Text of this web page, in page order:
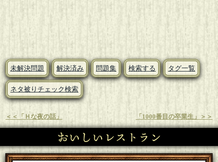
未解決問題 解決済み 問題集 検索する タグ一覧
ネタ被りチェック検索
＜＜「Ｈな夜の話」 「1000番目の卒業生」＞＞
おいしいレストラン